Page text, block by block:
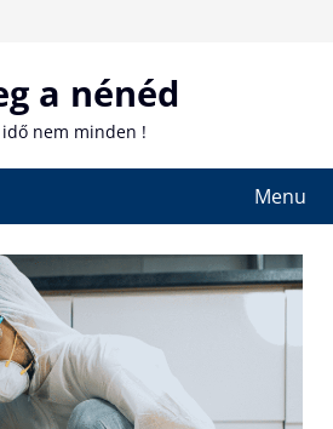
a nénéd
idő nem minden !
Menu